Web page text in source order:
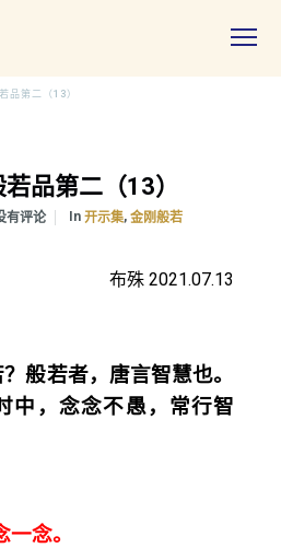
品第二（13）
品第二（13）
有评论 In 开示集, 金刚般若
布殊 2021.07.13
般若者，唐言智慧也。
中，念念不愚，常行智
念。